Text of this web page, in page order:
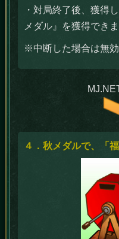
・対局終了後、獲得
メダル』を獲得できま
※中断した場合は無効
４．秋メダルで、「